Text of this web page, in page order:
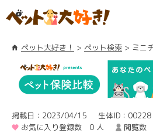
ペット大好き！ ペット検索 ミニ
掲載日：2023/04/15
生体ID：00228
お気に入り登録数 0 人
閲覧数